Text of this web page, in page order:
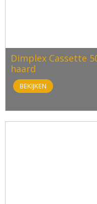
Dimplex Cassette
haard
BEKIJKEN